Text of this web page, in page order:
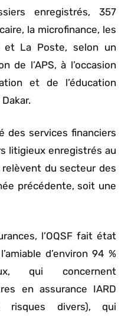
enregistrés, 357
la microfinance, les
et La Poste, selon un
de l’APS, à l’occasion
et de l’éducation
des services financiers
litigieux enregistrés au
du secteur des
précédente, soit une
l’OQSF fait état
d’environ 94 %
qui concernent
en assurance IARD
risques divers), qui